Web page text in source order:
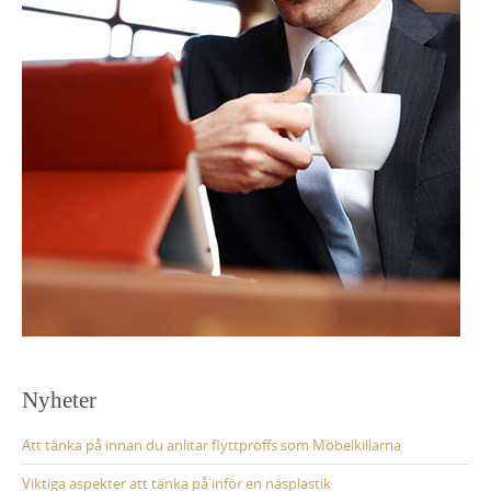
Nyheter
Att tänka på innan du anlitar flyttproffs som Möbelkillarna
Viktiga aspekter att tänka på inför en näsplastik